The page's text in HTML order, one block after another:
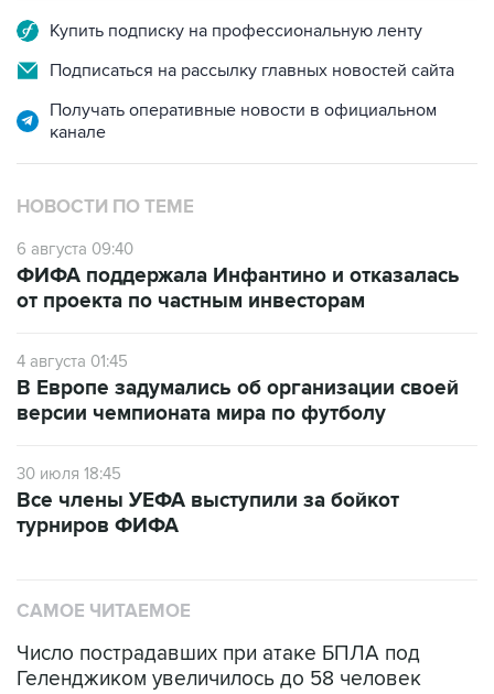
Купить подписку на профессиональную ленту
Подписаться на рассылку главных новостей сайта
Получать оперативные новости в официальном
канале
НОВОСТИ ПО ТЕМЕ
6 августа 09:40
ФИФА поддержала Инфантино и отказалась
от проекта по частным инвесторам
4 августа 01:45
В Европе задумались об организации своей
версии чемпионата мира по футболу
30 июля 18:45
Все члены УЕФА выступили за бойкот
турниров ФИФА
САМОЕ ЧИТАЕМОЕ
Число пострадавших при атаке БПЛА под
Геленджиком увеличилось до 58 человек